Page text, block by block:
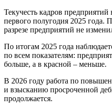
Текучесть кадров предприятий
первого полугодия 2025 года.
разрезе предприятий не
По итогам 2025 года
по всем показателям:
больше, а в красной – меньше.
В 2026 году работа по
и взысканию просроченной
продолжается.